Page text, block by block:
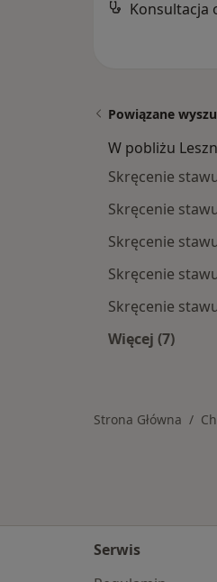
Konsultacja
Powiązane
W pobliżu
Skręcenie
Skręcenie
Skręcenie
Skręcenie
Skręcenie
Więcej (7)
Strona Główna
Serwis